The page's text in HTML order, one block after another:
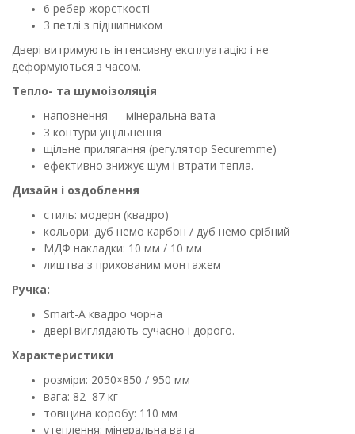
6 ребер жорсткості
3 петлі з підшипником
Двері витримують інтенсивну експлуатацію і не
деформуються з часом.
Тепло- та шумоізоляція
наповнення — мінеральна вата
3 контури ущільнення
щільне прилягання (регулятор Securemme)
ефективно знижує шум і втрати тепла.
Дизайн і оздоблення
стиль: модерн (квадро)
кольори: дуб немо карбон / дуб немо срібний
МДФ накладки: 10 мм / 10 мм
лиштва з прихованим монтажем
Ручка:
Smart-A квадро чорна
двері виглядають сучасно і дорого.
Характеристики
розміри: 2050×850 / 950 мм
вага: 82–87 кг
товщина коробу: 110 мм
утеплення: мінеральна вата